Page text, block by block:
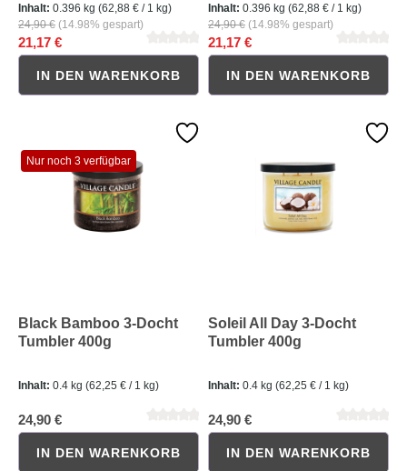
Inhalt: 0.396 kg (62,88 € / 1 kg)
21,17 €
24,90 € (14.98% gespart)
Durchschnittliche Bewertung von 0 von 5 Sternen
IN DEN WARENKORB
Inhalt: 0.396 kg (62,88 € / 1 kg)
21,17 €
24,90 € (14.98% gespart)
Durchschnittliche Bewertung
IN DEN WARENKORB
Nur noch 3 verfügbar
Black Bamboo 3-Docht
Tumbler 400g
Inhalt: 0.4 kg (62,25 € / 1 kg)
24,90 €
IN DEN WARENKORB
Soleil All Day 3-Docht
Tumbler 400g
Inhalt: 0.4 kg (62,25 € / 1 kg)
24,90 €
IN DEN WARENKORB